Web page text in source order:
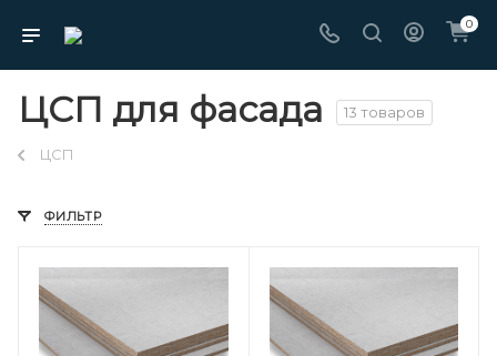
0
ЦСП для фасада 13 товаров
ЦСП
ФИЛЬТР